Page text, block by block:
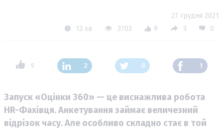
27 грудня 2021
13 хв
3703 9 3 0
9 2 0 1
Запуск «Оцінки 360» — це виснажлива робота
HR-Фахівця. Анкетування займає величезний
відрізок часу. Але особливо складно стає в той